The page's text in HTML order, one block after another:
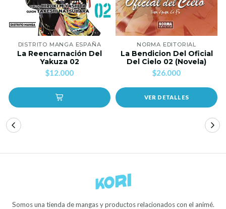
DISTRITO MANGA ESPAÑA
La Reencarnación Del
Yakuza 02
$12.000
NORMA EDITORIAL
La Bendicion Del Oficial
Del Cielo 02 (Novela)
$26.000
VER DETALLES
Somos una tienda de mangas y productos relacionados con el animé.